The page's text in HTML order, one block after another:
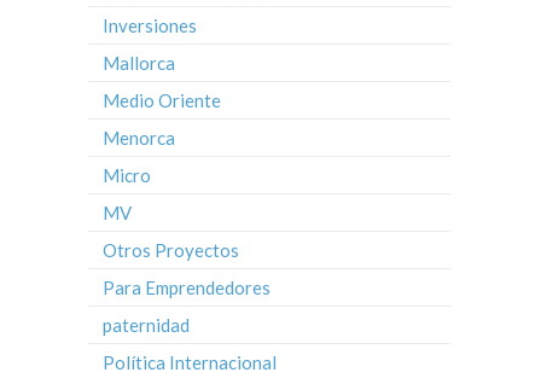
Inversiones
Mallorca
Medio Oriente
Menorca
Micro
MV
Otros Proyectos
Para Emprendedores
paternidad
Política Internacional